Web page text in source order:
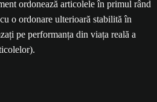
ordonează articolele în primul rând
o ordonare ulterioară stabilită în
pe performanța din viața reală a